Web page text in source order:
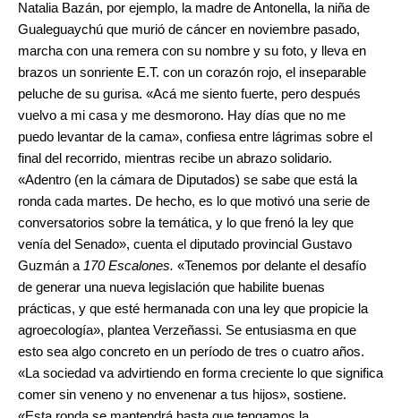
Natalia Bazán, por ejemplo, la madre de Antonella, la niña de
Gualeguaychú que murió de cáncer en noviembre pasado,
marcha con una remera con su nombre y su foto, y lleva en
brazos un sonriente E.T. con un corazón rojo, el inseparable
peluche de su gurisa. «Acá me siento fuerte, pero después
vuelvo a mi casa y me desmorono. Hay días que no me
puedo levantar de la cama», confiesa entre lágrimas sobre el
final del recorrido, mientras recibe un abrazo solidario.
«Adentro (en la cámara de Diputados) se sabe que está la
ronda cada martes. De hecho, es lo que motivó una serie de
conversatorios sobre la temática, y lo que frenó la ley que
venía del Senado», cuenta el diputado provincial Gustavo
Guzmán a170 Escalones. «Tenemos por delante el desafío
de generar una nueva legislación que habilite buenas
prácticas, y que esté hermanada con una ley que propicie la
agroecología», plantea Verzeñassi. Se entusiasma en que
esto sea algo concreto en un período de tres o cuatro años.
«La sociedad va advirtiendo en forma creciente lo que significa
comer sin veneno y no envenenar a tus hijos», sostiene.